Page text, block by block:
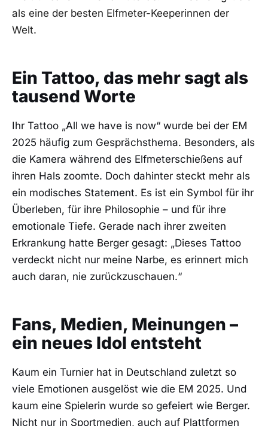
als eine der besten Elfmeter-Keeperinnen der
Welt.
Ein Tattoo, das mehr sagt als
tausend Worte
Ihr Tattoo „All we have is now“ wurde bei der EM
2025 häufig zum Gesprächsthema. Besonders, als
die Kamera während des Elfmeterschießens auf
ihren Hals zoomte. Doch dahinter steckt mehr als
ein modisches Statement. Es ist ein Symbol für ihr
Überleben, für ihre Philosophie – und für ihre
emotionale Tiefe. Gerade nach ihrer zweiten
Erkrankung hatte Berger gesagt: „Dieses Tattoo
verdeckt nicht nur meine Narbe, es erinnert mich
auch daran, nie zurückzuschauen.“
Fans, Medien, Meinungen –
ein neues Idol entsteht
Kaum ein Turnier hat in Deutschland zuletzt so
viele Emotionen ausgelöst wie die EM 2025. Und
kaum eine Spielerin wurde so gefeiert wie Berger.
Nicht nur in Sportmedien, auch auf Plattformen